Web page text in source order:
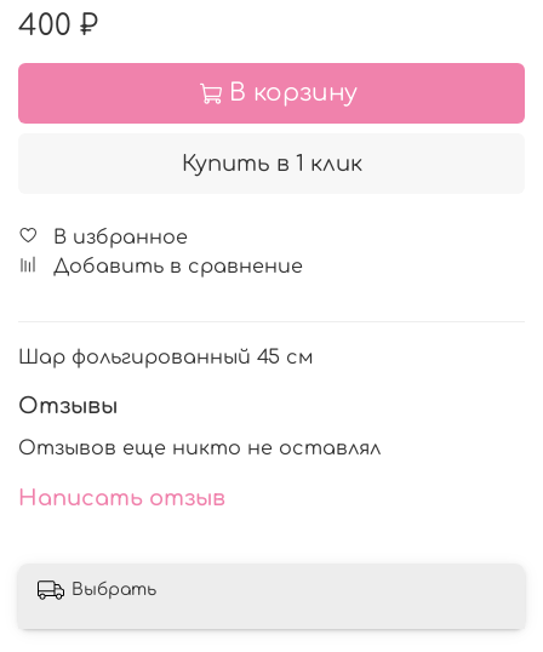
400 ₽
В корзину
Купить в 1 клик
В избранное
Добавить в сравнение
Шар фольгированный 45 см
Отзывы
Отзывов еще никто не оставлял
Написать отзыв
Выбрать